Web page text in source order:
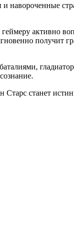
и навороченные
активно
получит
станет